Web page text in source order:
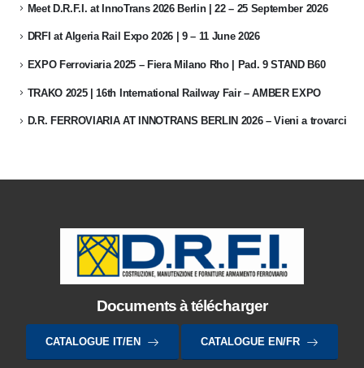
Meet D.R.F.I. at InnoTrans 2026 Berlin | 22 – 25 September 2026
DRFI at Algeria Rail Expo 2026 | 9 – 11 June 2026
EXPO Ferroviaria 2025 – Fiera Milano Rho | Pad. 9 STAND B60
TRAKO 2025 | 16th International Railway Fair – AMBER EXPO
D.R. FERROVIARIA AT INNOTRANS BERLIN 2026 – Vieni a trovarci
Documents à télécharger
CATALOGUE IT/EN CATALOGUE EN/FR